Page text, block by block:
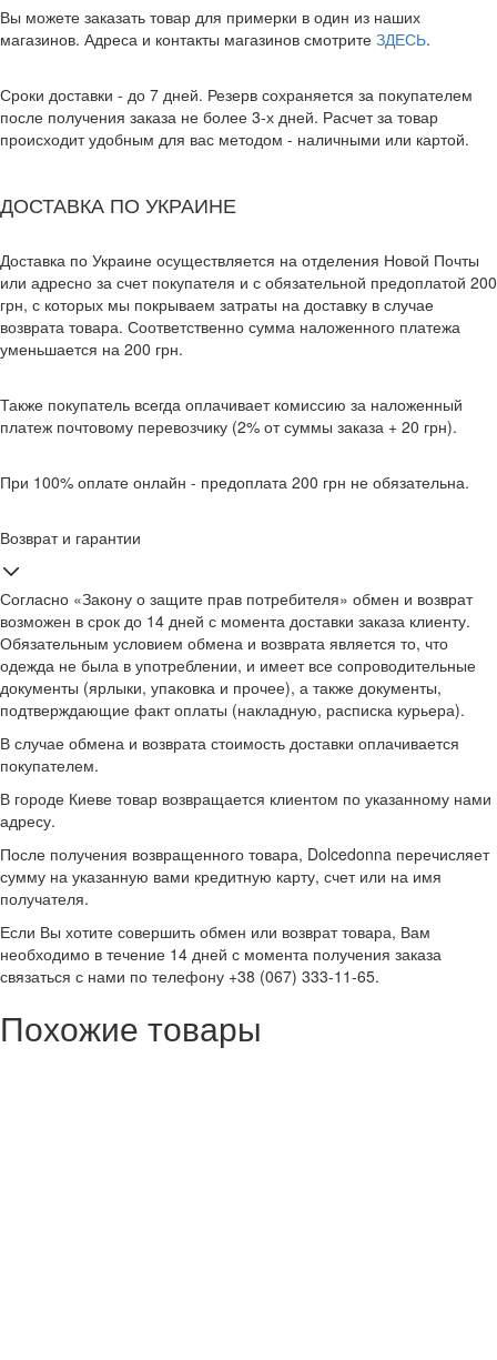
Вы можете заказать товар для примерки в один из наших
магазинов. Адреса и контакты магазинов смотрите ЗДЕСЬ.
Сроки доставки - до 7 дней. Резерв сохраняется за покупателем
после получения заказа не более 3-х дней. Расчет за товар
происходит удобным для вас методом - наличными или картой.
ДОСТАВКА ПО УКРАИНЕ
Доставка по Украине осуществляется на отделения Новой Почты
или адресно за счет покупателя и с обязательной предоплатой 200
грн, с которых мы покрываем затраты на доставку в случае
возврата товара. Соответственно сумма наложенного платежа
уменьшается на 200 грн.
Также покупатель всегда оплачивает комиссию за наложенный
платеж почтовому перевозчику (2% от суммы заказа + 20 грн).
При 100% оплате онлайн - предоплата 200 грн не обязательна.
Возврат и гарантии
Согласно «Закону о защите прав потребителя» обмен и возврат
возможен в срок до 14 дней с момента доставки заказа клиенту.
Обязательным условием обмена и возврата является то, что
одежда не была в употреблении, и имеет все сопроводительные
документы (ярлыки, упаковка и прочее), а также документы,
подтверждающие факт оплаты (накладную, расписка курьера).
В случае обмена и возврата стоимость доставки оплачивается
покупателем.
В городе Киеве товар возвращается клиентом по указанному нами
адресу.
После получения возвращенного товара, Dolcedonna перечисляет
сумму на указанную вами кредитную карту, счет или на имя
получателя.
Если Вы хотите совершить обмен или возврат товара, Вам
необходимо в течение 14 дней с момента получения заказа
связаться с нами по телефону +38 (067) 333-11-65.
Похожие товары